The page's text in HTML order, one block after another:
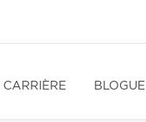
CARRIÈRE BLOGUE